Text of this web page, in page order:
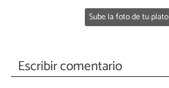
Sube la foto de tu plato
Escribir comentario